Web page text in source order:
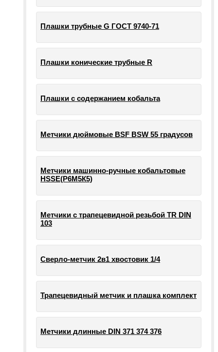
Плашки трубные G ГОСТ 9740-71
Плашки конические трубные R
Плашки с содержанием кобальта
Метчики дюймовые BSF BSW 55 градусов
Метчики машинно-ручные кобальтовые
HSSE(Р6М5К5)
Метчики с трапецевидной резьбой TR DIN
103
Сверло-метчик 2в1 хвостовик 1/4
Трапецевидный метчик и плашка комплект
Метчики длинные DIN 371 374 376